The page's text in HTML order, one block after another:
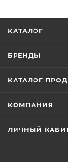
КАТАЛОГ
БРЕНДЫ
КАТАЛОГ
КОМПАНИЯ
ЛИЧНЫЙ